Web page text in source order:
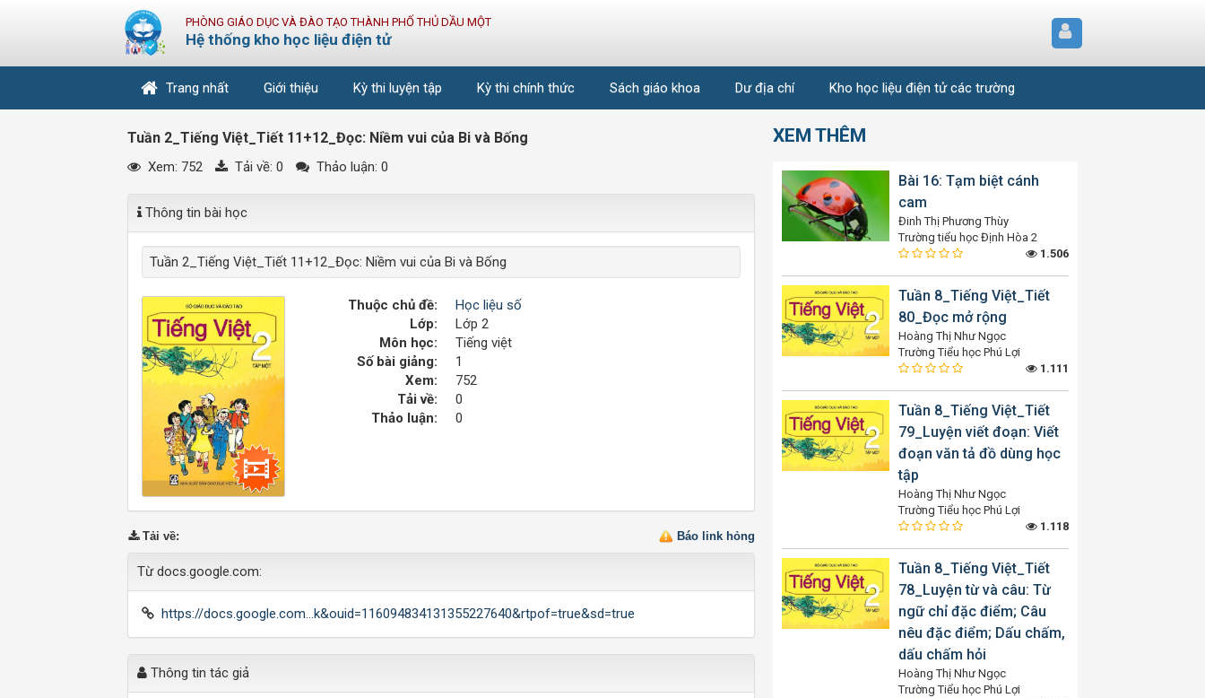
PHÒNG GIÁO DỤC VÀ ĐÀO TẠO THÀNH PHỐ THỦ DẦU MỘT
Hệ thống kho học liệu điện tử
Trang nhất Giới thiệu Kỳ thi luyện tập Kỳ thi chính thức Sách giáo khoa Dư địa chí Kho học liệu điện tử các trường
Tuần 2_Tiếng Việt_Tiết 11+12_Đọc: Niềm vui của Bi và Bống
Xem: 752 Tải về: 0 Thảo luận: 0
Thông tin bài học
Tuần 2_Tiếng Việt_Tiết 11+12_Đọc: Niềm vui của Bi và Bống
Thuộc chủ đề:
Học liệu số
Lớp:
Lớp 2
Môn học:
Tiếng việt
Số bài giảng:
1
Xem:
752
Tải về:
0
Thảo luận:
0
Báo link hỏng
Tải về:
Từ docs.google.com:
https://docs.google.com...k&ouid=116094834131355227640&rtpof=true&sd=true
Thông tin tác giả
XEM THÊM
Bài 16: Tạm biệt cánh
cam
Đinh Thị Phương Thùy
Trường tiểu học Định Hòa 2
1.506
Tuần 8_Tiếng Việt_Tiết
80_Đọc mở rộng
Hoàng Thị Như Ngọc
Trường Tiểu học Phú Lợi
1.111
Tuần 8_Tiếng Việt_Tiết
79_Luyện viết đoạn: Viết
đoạn văn tả đồ dùng học
tập
Hoàng Thị Như Ngọc
Trường Tiểu học Phú Lợi
1.118
Tuần 8_Tiếng Việt_Tiết
78_Luyện từ và câu: Từ
ngữ chỉ đặc điểm; Câu
nêu đặc điểm; Dấu chấm,
dấu chấm hỏi
Hoàng Thị Như Ngọc
Trường Tiểu học Phú Lợi